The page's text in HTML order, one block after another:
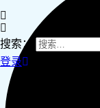
搜索：
登录